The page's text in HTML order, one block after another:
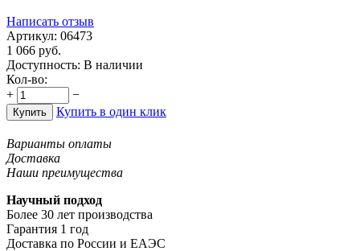
Написать отзыв
Артикул: 06473
1 066 руб.
Доступность: В наличии
Кол-во:
+
−
Купить Купить в один клик
Варианты оплаты
Доставка
Наши преимущества
Научный подход
Более 30 лет производства
Гарантия 1 год
Доставка по России и ЕАЭС